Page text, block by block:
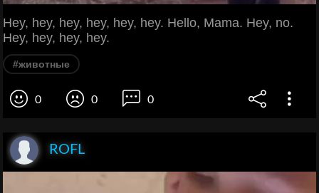
Hey, hey, hey, hey, hey, hey. Hello, Mama. Hey, no.
Hey, hey, hey, hey.
#животные
0 0 0
ROFL